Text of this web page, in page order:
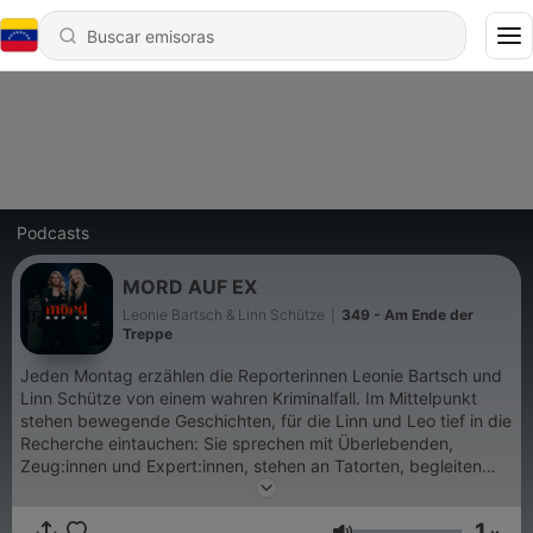
Podcasts
MORD AUF EX
Leonie Bartsch & Linn Schütze
349 - Am Ende der
Treppe
Jeden Montag erzählen die Reporterinnen Leonie Bartsch und
Linn Schütze von einem wahren Kriminalfall. Im Mittelpunkt
stehen bewegende Geschichten, für die Linn und Leo tief in die
Recherche eintauchen: Sie sprechen mit Überlebenden,
Zeug:innen und Expert:innen, stehen an Tatorten, begleiten
Prozesse im Gerichtssaal und arbeiten sich durch